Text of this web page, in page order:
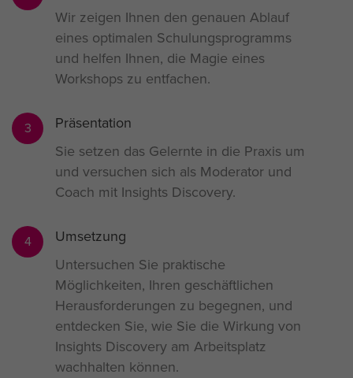
Wir zeigen Ihnen den genauen Ablauf
eines optimalen Schulungsprogramms
und helfen Ihnen, die Magie eines
Workshops zu entfachen.
3
Präsentation
Sie setzen das Gelernte in die Praxis um
und versuchen sich als Moderator und
Coach mit Insights Discovery.
4
Umsetzung
Untersuchen Sie praktische
Möglichkeiten, Ihren geschäftlichen
Herausforderungen zu begegnen, und
entdecken Sie, wie Sie die Wirkung von
Insights Discovery am Arbeitsplatz
wachhalten können.